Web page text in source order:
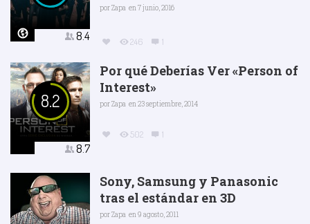
8.4
porZapa en 7 junio, 2016
246 1
8.2
8.7
Por qué Deberías Ver «Person of
Interest»
porZapa en 23 septiembre, 2014
502 1
Sony, Samsung y Panasonic
tras el estándar en 3D
porZapa en 9 agosto, 2011